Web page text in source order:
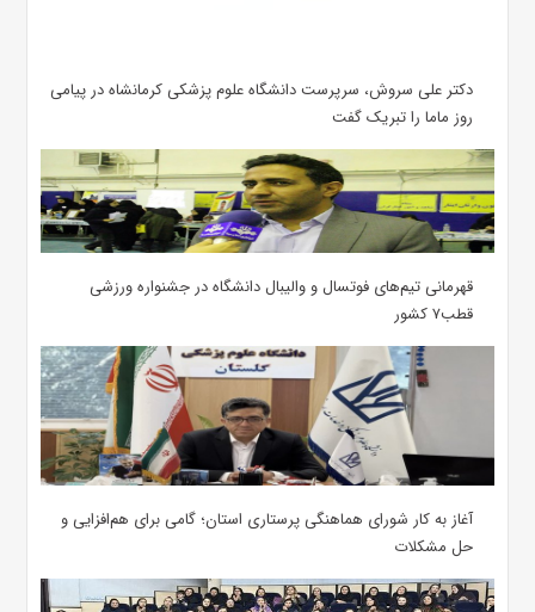
دکتر علی سروش، سرپرست دانشگاه علوم پزشکی کرمانشاه در پیامی
روز ماما را تبریک گفت
قهرمانی تیم‌های فوتسال و والیبال دانشگاه در جشنواره ورزشی
قطب۷ کشور
آغاز به کار شورای هماهنگی پرستاری استان؛ گامی برای هم‌افزایی و
حل مشکلات